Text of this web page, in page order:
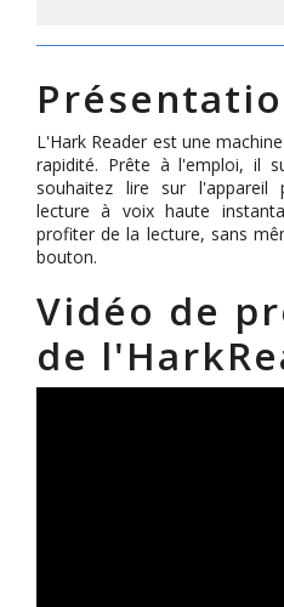
L'Hark Reader est une
rapidité. Prête à l'emploi, il
souhaitez lire sur l'appareil
lecture à voix haute
profiter de la lecture, sans
bouton.
Vidéo de
de